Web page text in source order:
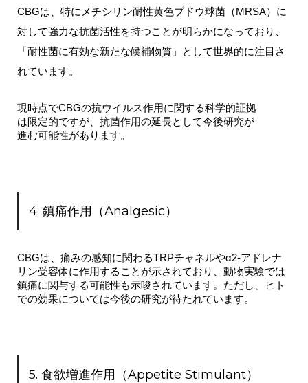
CBGは、特にメチシリン耐性黄色ブドウ球菌（MRSA）に
対して強力な抗菌活性を持つことが明らかになっており、
「耐性菌に有効な新たな候補物質」として世界的に注目さ
れています。
現時点でCBGの抗ウイルス作用に関する科学的証拠
は限定的ですが、抗菌作用の延長として今後研究が
進む可能性があります。
4. 鎮痛作用（Analgesic）
CBGは、痛みの感知に関わるTRPチャネルやα2-アドレナ
リン受容体に作用することが示されており、動物実験では
鎮痛に関与する可能性も示唆されています。ただし、ヒト
での効果については今後の研究が待たれています。
5. 食欲増進作用（Appetite Stimulant）